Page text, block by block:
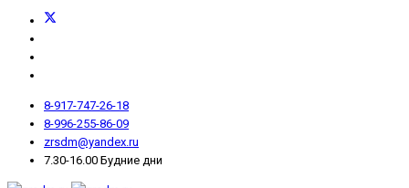
8-917-747-26-18
8-996-255-86-09
zrsdm@yandex.ru
7.30-16.00 Будние дни